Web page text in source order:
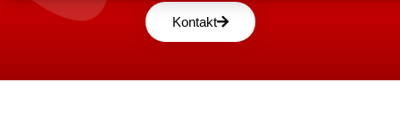
Kontakt